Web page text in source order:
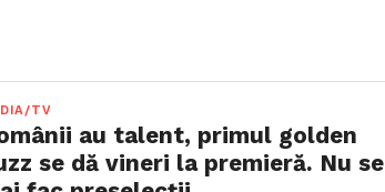
TV
au talent, primul golden
se dă vineri la premieră. Nu se